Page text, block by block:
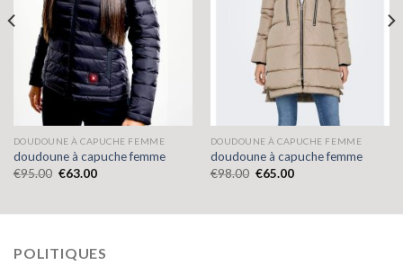
DOUDOUNE À CAPUCHE FEMME
doudoune à capuche femme
€95.00 €63.00
DOUDOUNE À CAPUCHE FEMME
doudoune à capuche femme
€98.00 €65.00
POLITIQUES